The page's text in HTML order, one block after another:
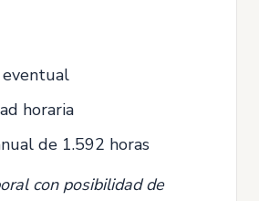
horaria
de 1.592 horas
con posibilidad de